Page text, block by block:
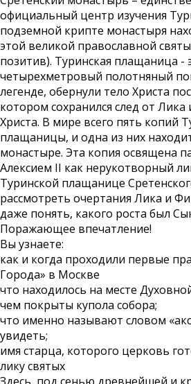
официальный центр изучения
подземной крипте монастыря
этой великой православной
позитив). Туринская плащаница -
четырехметровый полотняный
легенде, обернули тело Христа
котором сохранился след от
Христа. В мире всего пять копий
плащаницы, и одна из них
монастыре. Эта копия освящена
Алексием II как нерукотворный
Туринской плащанице
рассмотреть очертания Лика и
даже понять, какого роста был
Поражающее впечатление!
Вы узнаете:
как и когда проходили первые
Города» в Москве
что находилось на месте
чем покрыты купола собора;
что именно называют словом
увидеть;
имя старца, которого церковь
лику святых